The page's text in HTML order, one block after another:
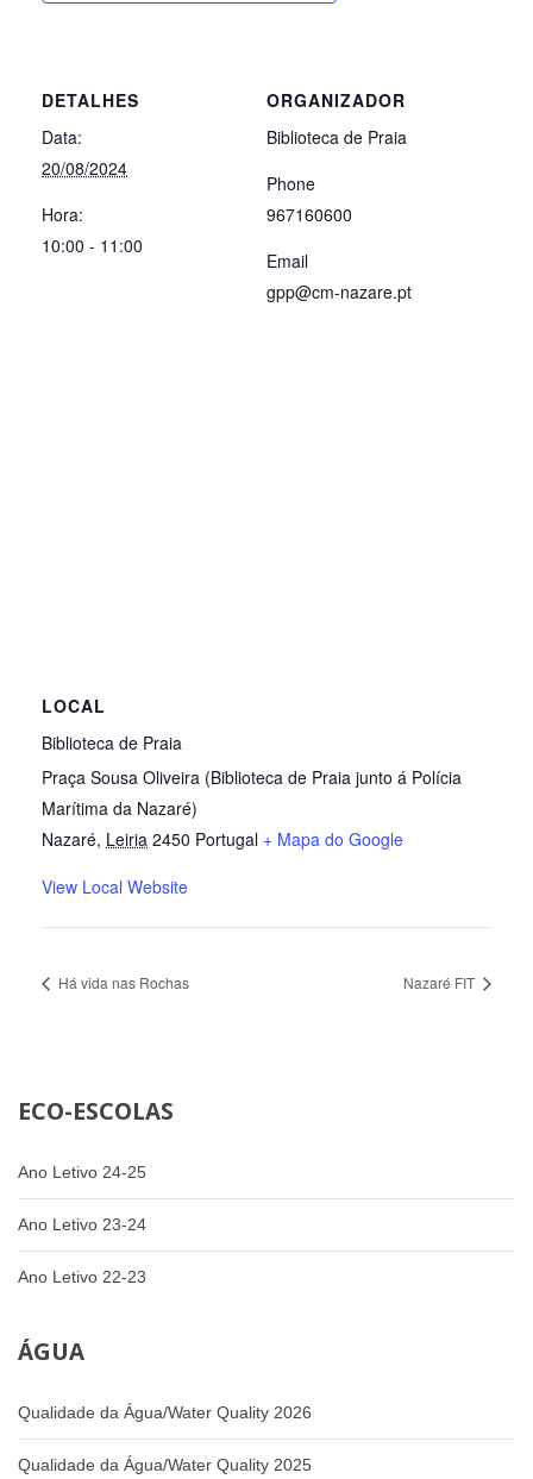
DETALHES
Data:
20/08/2024
Hora:
10:00 - 11:00
ORGANIZADOR
Biblioteca de Praia
Phone
967160600
Email
gpp@cm-nazare.pt
LOCAL
Biblioteca de Praia
Praça Sousa Oliveira (Biblioteca de Praia junto á Polícia
Marítima da Nazaré)
Nazaré, Leiria 2450 Portugal + Mapa do Google
View Local Website
Há vida nas Rochas Nazaré FIT
ECO-ESCOLAS
Ano Letivo 24-25
Ano Letivo 23-24
Ano Letivo 22-23
ÁGUA
Qualidade da Água/Water Quality 2026
Qualidade da Água/Water Quality 2025